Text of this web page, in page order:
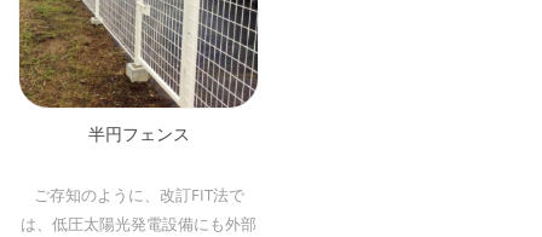
半円フェンス
ご存知のように、改訂FIT法で
は、低圧太陽光発電設備にも外部